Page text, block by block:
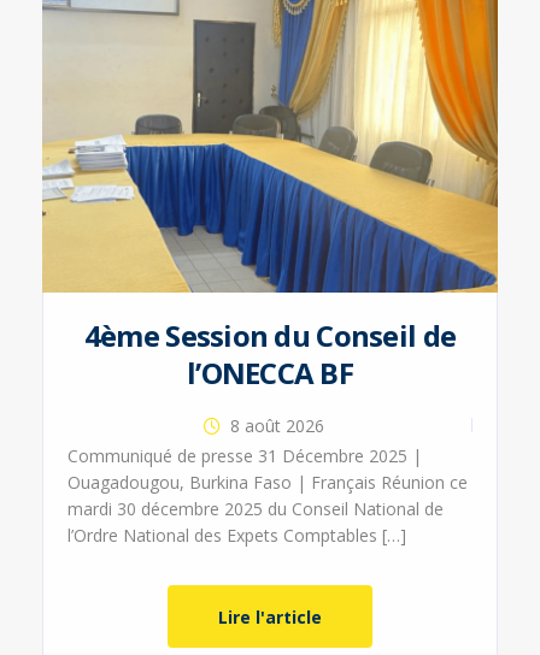
4ème Session du Conseil de
l’ONECCA BF
8 août 2026
Communiqué de presse 31 Décembre 2025 |
Ouagadougou, Burkina Faso | Français Réunion ce
mardi 30 décembre 2025 du Conseil National de
l’Ordre National des Expets Comptables […]
Lire l'article